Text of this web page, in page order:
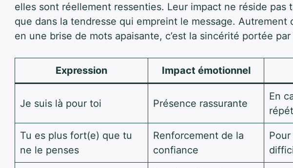
elles sont réellement ressenties. Leur impact ne réside pas
que dans la tendresse qui empreint le message.
en une brise de mots apaisante, c’est la sincérité portée
Expression Impact émotionnel
Je suis là pour toi Présence rassurante
En
Tu es plus fort(e) que tu
ne le penses
Renforcement de la
confiance